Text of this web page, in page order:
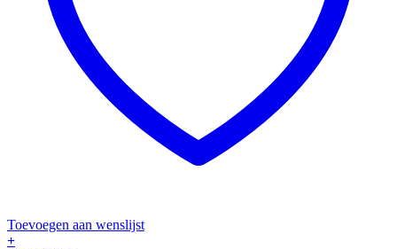
Toevoegen aan wenslijst
+